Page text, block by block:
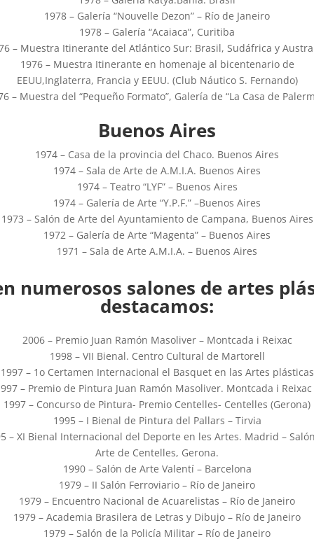
1978 – Galería “Nouvelle Dezon” – Río de Janeiro
1978 – Galería “Acaiaca”, Curitiba
– Muestra Itinerante del Atlántico Sur: Brasil, Sudáfrica y
1976 – Muestra Itinerante en homenaje al bicentenario de
EEUU,Inglaterra, Francia y EEUU. (Club Náutico S. Fernando)
– Muestra del “Pequeño Formato”, Galería de “La Casa de
Buenos Aires
1974 – Casa de la provincia del Chaco. Buenos Aires
1974 – Sala de Arte de A.M.I.A. Buenos Aires
1974 – Teatro “LYF” – Buenos Aires
1974 – Galería de Arte “Y.P.F.” –Buenos Aires
1973 – Salón de Arte del Ayuntamiento de Campana, Buenos Aires
1972 – Galería de Arte “Magenta” – Buenos Aires
1971 – Sala de Arte A.M.I.A. – Buenos Aires
numerosos salones de artes
destacamos:
2006 – Premio Juan Ramón Masoliver – Montcada i Reixac
1998 – VII Bienal. Centro Cultural de Martorell
1997 – 1o Certamen Internacional el Basquet en las Artes plásticas
– Premio de Pintura Juan Ramón Masoliver. Montcada i Reixac
1997 – Concurso de Pintura- Premio Centelles- Centelles (Gerona)
1995 – I Bienal de Pintura del Pallars – Tirvia
– XI Bienal Internacional del Deporte en les Artes. Madrid –
Arte de Centelles, Gerona.
1990 – Salón de Arte Valentí – Barcelona
1979 – II Salón Ferroviario – Río de Janeiro
1979 – Encuentro Nacional de Acuarelistas – Río de Janeiro
1979 – Academia Brasilera de Letras y Dibujo – Río de Janeiro
1979 – Salón de la Policía Militar – Río de Janeiro